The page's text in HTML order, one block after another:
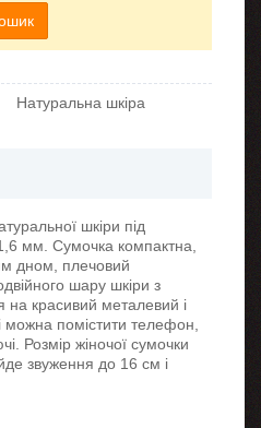
Натуральна шкіра
шкіри під
мм. Сумочка компактна,
дном, плечовий
шару шкіри з
на красивий металевий і
можна помістити телефон,
Розмір жіночої сумочки
звуження до 16 см і